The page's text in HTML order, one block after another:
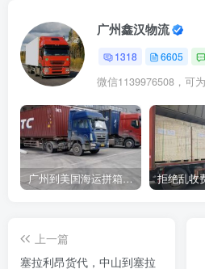
广州鑫汉物流
1318 6605
广州到美国海运拼箱多少钱？2024年最新运费构成+隐藏费用避坑指南
上一篇
塞拉利昂货代，中山到塞拉